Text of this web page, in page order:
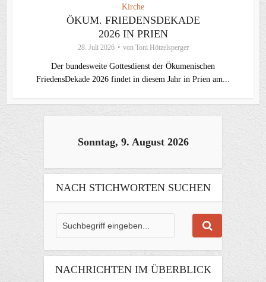
Kirche
ÖKUM. FRIEDENSDEKADE
2026 IN PRIEN
28. Juli 2026 von Toni Hötzelsperger
Der bundesweite Gottesdienst der Ökumenischen
FriedensDekade 2026 findet in diesem Jahr in Prien am...
Sonntag, 9. August 2026
NACH STICHWORTEN SUCHEN
NACHRICHTEN IM ÜBERBLICK